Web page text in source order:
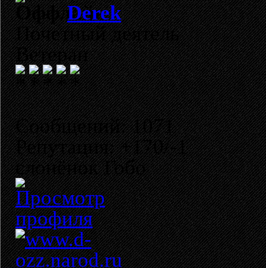
Derek
Почетный деятель
Ветеран
Сообщений: 1071
Репутация: +170/-1
слонёнок Гобо